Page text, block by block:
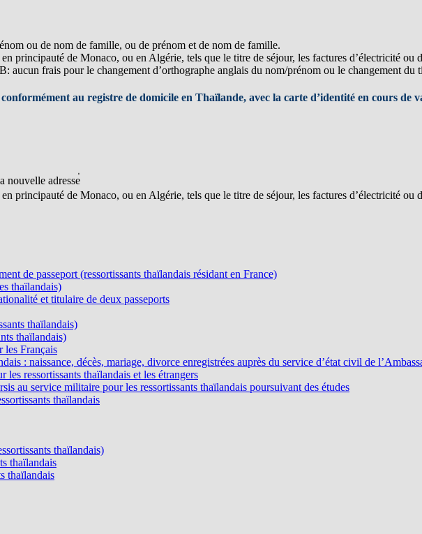
ou de nom de famille, ou de prénom et de nom de famille.
principauté de Monaco, ou en Algérie, tels que le titre de séjour, les factures d’électricité ou
aucun frais pour le changement d’orthographe anglais du nom/prénom ou le changement du
conformément au registre de domicile en Thaïlande, avec la carte d’identité en cours de
nouvelle adresse่
principauté de Monaco, ou en Algérie, tels que le titre de séjour, les factures d’électricité ou
de passeport (ressortissants thaïlandais résidant en France)
thaïlandais)
et titulaire de deux passeports
thaïlandais)
thaïlandais)
les Français
: naissance, décès, mariage, divorce enregistrées auprès du service d’état civil de
ressortissants thaïlandais et les étrangers
au service militaire pour les ressortissants thaïlandais poursuivant des études
thaïlandais
thaïlandais)
thaïlandais
thaïlandais